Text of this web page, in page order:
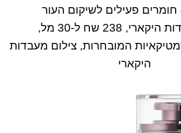
238 שח ל-30 מל,
המובחרות, צילום מעבדות
היקארי